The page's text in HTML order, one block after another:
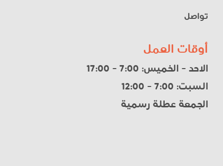
تواصل
أوقات العمل
الاحد - الخميس: 7:00 - 17:00
السبت: 7:00 - 12:00
الجمعة عطلة رسمية